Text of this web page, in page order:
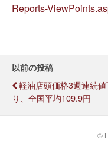
Reports-
以前の投稿
軽油店頭価格3週連続
り、全国平均109.9円
©